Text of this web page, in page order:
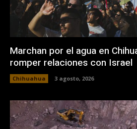
Marchan por el agua en
romper relaciones con Israel
Chihuahua 3 agosto, 2026